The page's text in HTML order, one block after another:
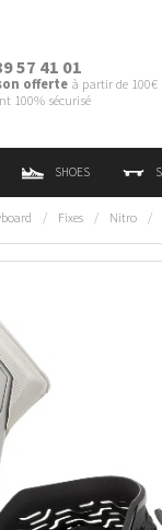
57 41 01
offerte à partir de 100€
100% sécurisé
SHOES
/ Fixes / Nitro /